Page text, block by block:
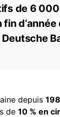
de 6
fin d’année
depuis
de 10 % en